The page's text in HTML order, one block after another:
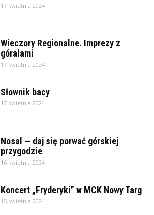
17 kwietnia 2024
Wieczory Regionalne. Imprezy z
góralami
17 kwietnia 2024
Słownik bacy
17 kwietnia 2024
Nosal — daj się porwać górskiej
przygodzie
16 kwietnia 2024
Koncert „Fryderyki” w MCK Nowy Targ
15 kwietnia 2024